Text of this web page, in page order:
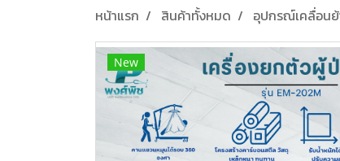
หน้าแรก สินค้าทั้งหมด อุปกรณ์เคลื่อน
New